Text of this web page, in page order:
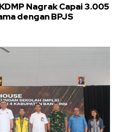
Nagrak Capai 3.005
dengan BPJS